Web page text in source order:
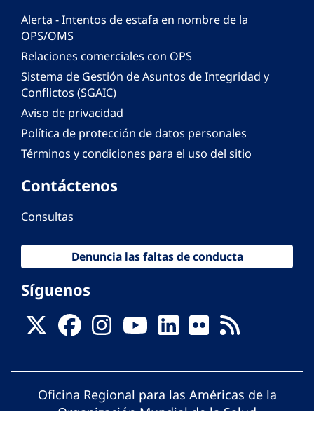
Alerta - Intentos de estafa en nombre de la
OPS/OMS
Relaciones comerciales con OPS
Sistema de Gestión de Asuntos de Integridad y
Conflictos (SGAIC)
Aviso de privacidad
Política de protección de datos personales
Términos y condiciones para el uso del sitio
Contáctenos
Consultas
Denuncia las faltas de conducta
Síguenos
Oficina Regional para las Américas de la
Organización Mundial de la Salud